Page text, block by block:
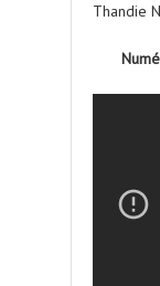
Thandie